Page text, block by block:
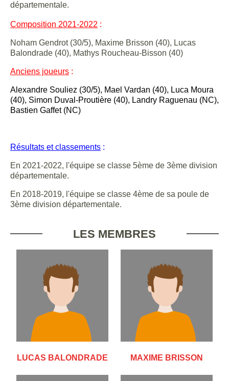
départementale.
Composition 2021-2022 :
Noham Gendrot (30/5), Maxime Brisson (40), Lucas
Balondrade (40), Mathys Roucheau-Bisson (40)
Anciens joueurs :
Alexandre Souliez (30/5), Mael Vardan (40), Luca Moura
(40), Simon Duval-Proutière (40), Landry Raguenau (NC),
Bastien Gaffet (NC)
Résultats et classements :
En 2021-2022, l'équipe se classe 5ème de 3ème division
départementale.
En 2018-2019, l'équipe se classe 4ème de sa poule de
3ème division départementale.
LES MEMBRES
LUCAS BALONDRADE MAXIME BRISSON